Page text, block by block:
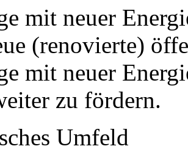
mit neuer
(renovierte)
mit neuer
zu fördern.
Umfeld